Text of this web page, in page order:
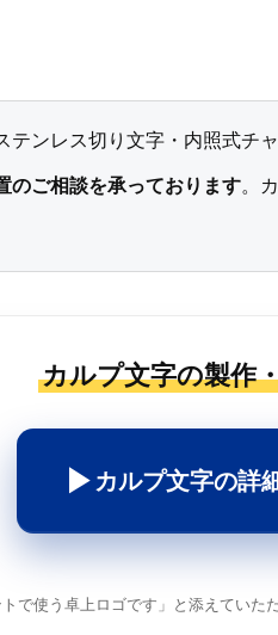
テンレス切り文字・内照式チ
のご相談を承っております。
カルプ文字の製作
▶︎ カルプ文字の詳
トで使う卓上ロゴです」と添えていた